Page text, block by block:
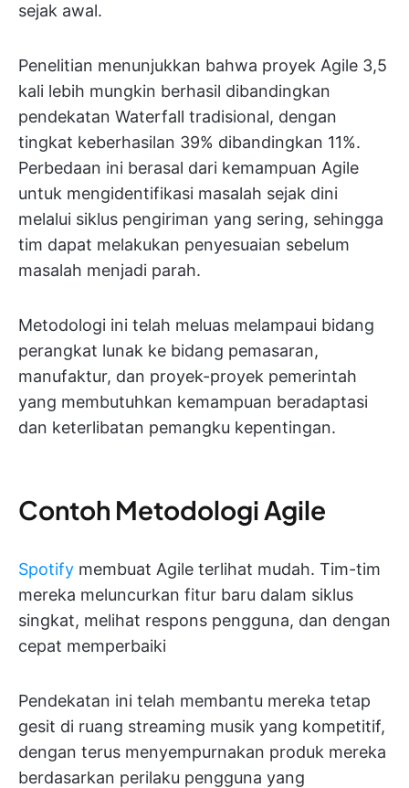
sejak awal.
Penelitian menunjukkan bahwa proyek Agile 3,5
kali lebih mungkin berhasil dibandingkan
pendekatan Waterfall tradisional, dengan
tingkat keberhasilan 39% dibandingkan 11%.
Perbedaan ini berasal dari kemampuan Agile
untuk mengidentifikasi masalah sejak dini
melalui siklus pengiriman yang sering, sehingga
tim dapat melakukan penyesuaian sebelum
masalah menjadi parah.
Metodologi ini telah meluas melampaui bidang
perangkat lunak ke bidang pemasaran,
manufaktur, dan proyek-proyek pemerintah
yang membutuhkan kemampuan beradaptasi
dan keterlibatan pemangku kepentingan.
Contoh Metodologi Agile
Spotify membuat Agile terlihat mudah. Tim-tim
mereka meluncurkan fitur baru dalam siklus
singkat, melihat respons pengguna, dan dengan
cepat memperbaiki
Pendekatan ini telah membantu mereka tetap
gesit di ruang streaming musik yang kompetitif,
dengan terus menyempurnakan produk mereka
berdasarkan perilaku pengguna yang